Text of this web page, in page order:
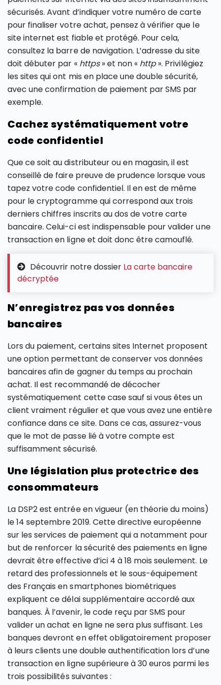
sécurisés. Avant d’indiquer votre numéro de carte
pour finaliser votre achat, pensez à vérifier que le
site internet est fiable et protégé. Pour cela,
consultez la barre de navigation. L’adresse du site
doit débuter par « https» et non « http». Privilégiez
les sites qui ont mis en place une double sécurité,
avec une confirmation de paiement par SMS par
exemple.
Cachez systématiquement votre
code confidentiel
Que ce soit au distributeur ou en magasin, il est
conseillé de faire preuve de prudence lorsque vous
tapez votre code confidentiel. Il en est de même
pour le cryptogramme qui correspond aux trois
derniers chiffres inscrits au dos de votre carte
bancaire. Celui-ci est indispensable pour valider une
transaction en ligne et doit donc être camouflé.
Découvrir notre dossier La carte bancaire
décryptée
N’enregistrez pas vos données
bancaires
Lors du paiement, certains sites Internet proposent
une option permettant de conserver vos données
bancaires afin de gagner du temps au prochain
achat. Il est recommandé de décocher
systématiquement cette case sauf si vous êtes un
client vraiment régulier et que vous avez une entière
confiance dans ce site. Dans ce cas, assurez-vous
que le mot de passe lié à votre compte est
suffisamment sécurisé.
Une législation plus protectrice des
consommateurs
La DSP2 est entrée en vigueur (en théorie du moins)
le 14 septembre 2019. Cette directive européenne
sur les services de paiement qui a notamment pour
but de renforcer la sécurité des paiements en ligne
devrait être effective d’ici 4 à 18 mois seulement. Le
retard des professionnels et le sous-équipement
des Français en smartphones biométriques
expliquent ce délai supplémentaire accordé aux
banques. À l’avenir, le code reçu par SMS pour
valider un achat en ligne ne sera plus suffisant. Les
banques devront en effet obligatoirement proposer
à leurs clients une double authentification lors d’une
transaction en ligne supérieure à 30 euros parmi les
trois possibilités suivantes :